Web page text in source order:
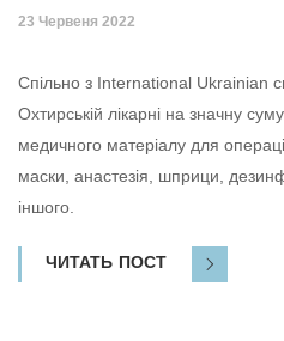
23 Червеня 2022
Спільно з International Ukrainian
Охтирській лікарні на значну
медичного матеріалу для
маски, анастезія, шприци,
іншого.
ЧИТАТЬ ПОСТ